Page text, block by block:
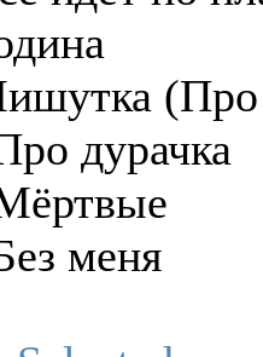
дурачка
меня